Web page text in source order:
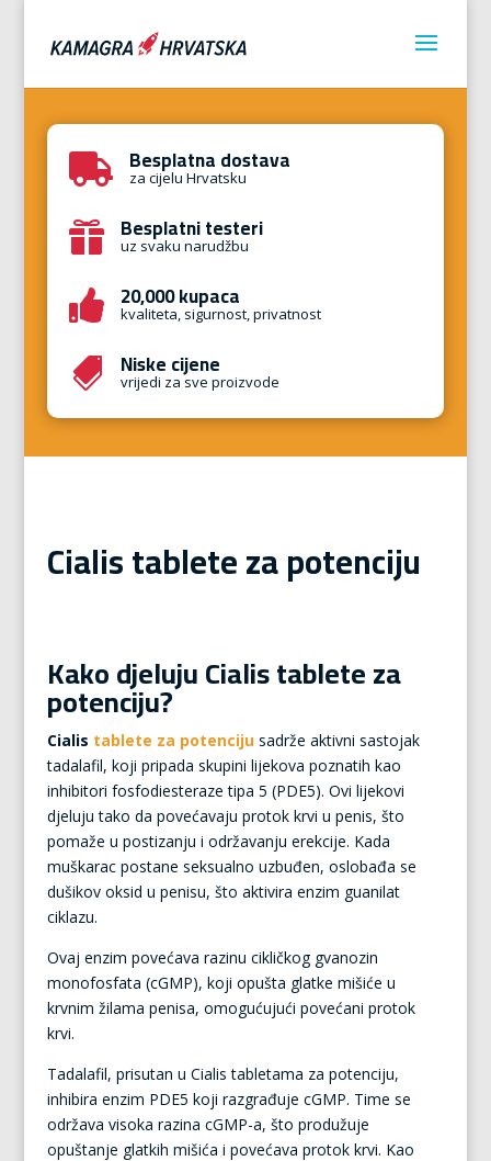
 Besplatna dostava
za cijelu Hrvatsku
 Besplatni testeri
uz svaku narudžbu
 20,000 kupaca
kvaliteta, sigurnost, privatnost
 Niske cijene
vrijedi za sve proizvode
Cialis tablete za potenciju
Kako djeluju Cialis tablete za
potenciju?
Cialis tablete za potencijusadrže aktivni sastojak
tadalafil, koji pripada skupini lijekova poznatih kao
inhibitori fosfodiesteraze tipa 5 (PDE5). Ovi lijekovi
djeluju tako da povećavaju protok krvi u penis, što
pomaže u postizanju i održavanju erekcije. Kada
muškarac postane seksualno uzbuđen, oslobađa se
dušikov oksid u penisu, što aktivira enzim guanilat
ciklazu.
Ovaj enzim povećava razinu cikličkog gvanozin
monofosfata (cGMP), koji opušta glatke mišiće u
krvnim žilama penisa, omogućujući povećani protok
krvi.
Tadalafil, prisutan u Cialis tabletama za potenciju,
inhibira enzim PDE5 koji razgrađuje cGMP. Time se
održava visoka razina cGMP-a, što produžuje
opuštanje glatkih mišića i povećava protok krvi. Kao